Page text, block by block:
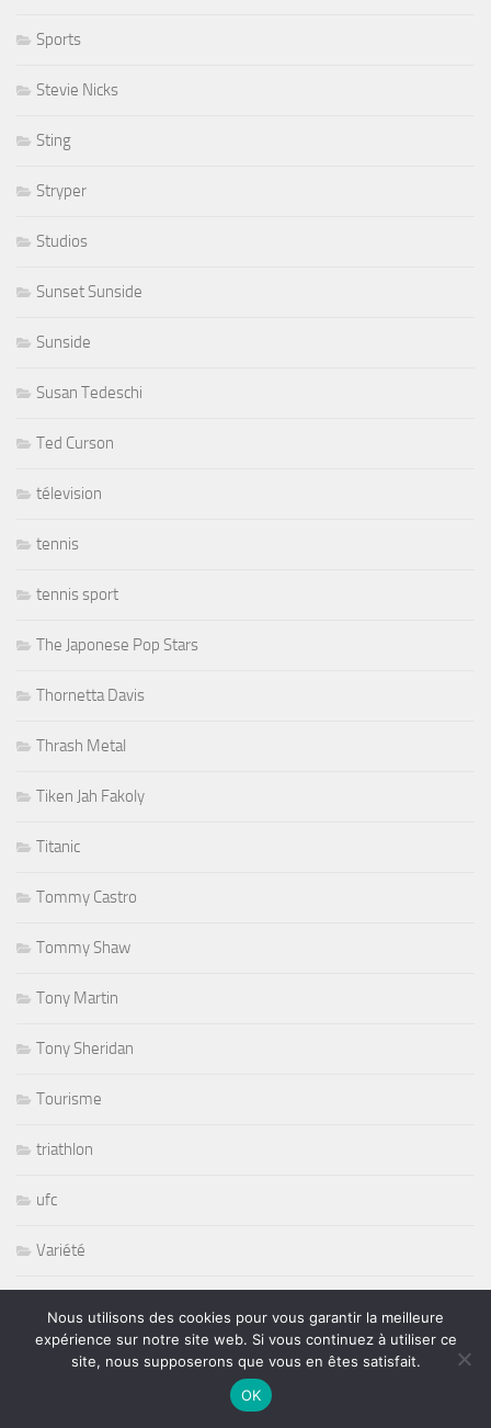
Sports
Stevie Nicks
Sting
Stryper
Studios
Sunset Sunside
Sunside
Susan Tedeschi
Ted Curson
télevision
tennis
tennis sport
The Japonese Pop Stars
Thornetta Davis
Thrash Metal
Tiken Jah Fakoly
Titanic
Tommy Castro
Tommy Shaw
Tony Martin
Tony Sheridan
Tourisme
triathlon
ufc
Variété
Whisbone Ash
Nous utilisons des cookies pour vous garantir la meilleure
expérience sur notre site web. Si vous continuez à utiliser ce
site, nous supposerons que vous en êtes satisfait.
OK